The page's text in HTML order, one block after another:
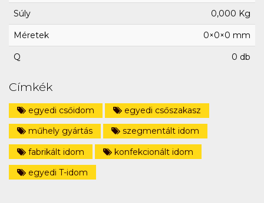
Súly 0,000 Kg
Méretek 0×0×0 mm
Q 0 db
Címkék
egyedi csőidom
egyedi csőszakasz
műhely gyártás
szegmentált idom
fabrikált idom
konfekcionált idom
egyedi T-idom